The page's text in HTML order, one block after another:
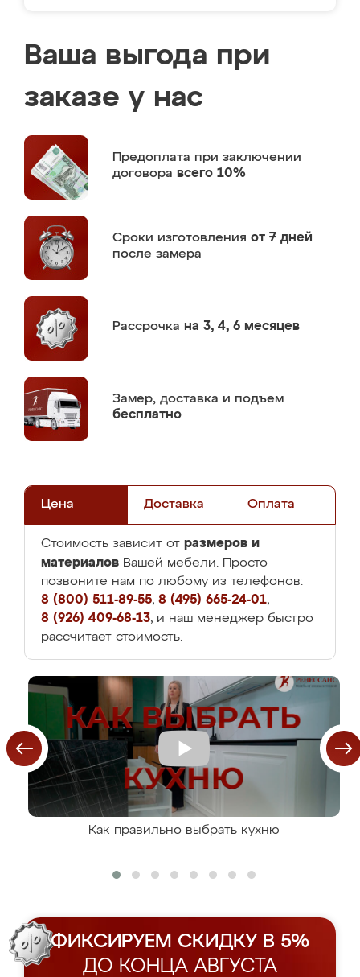
Ваша выгода при
заказе у нас
Предоплата при заключении
договора всего 10%
Сроки изготовления от 7 дней
после замера
Рассрочка на 3, 4, 6 месяцев
Замер, доставка и подъем
бесплатно
Цена Доставка Оплата
Стоимость зависит от размеров и
материалов Вашей мебели. Просто
позвоните нам по любому из телефонов:
8 (800) 511-89-55, 8 (495) 665-24-01,
8 (926) 409-68-13, и наш менеджер быстро
рассчитает стоимость.
Как правильно выбрать кухню
ФИКСИРУЕМ СКИДКУ В 5%
ДО КОНЦА АВГУСТА